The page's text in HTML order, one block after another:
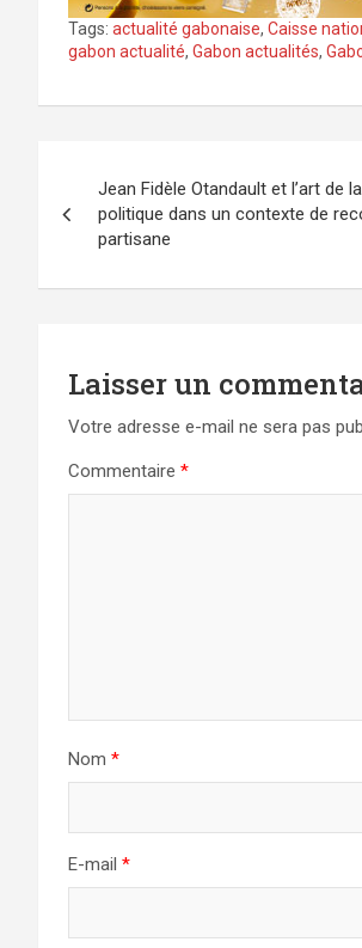
Tags: actualité gabonaise, Caisse
gabon actualité, Gabon actualités,
de
l’article
Jean Fidèle Otandault et l’art de
politique dans un contexte de
partisane
Laisser un
Votre adresse e-mail ne sera pas
Commentaire *
Nom *
E-mail *